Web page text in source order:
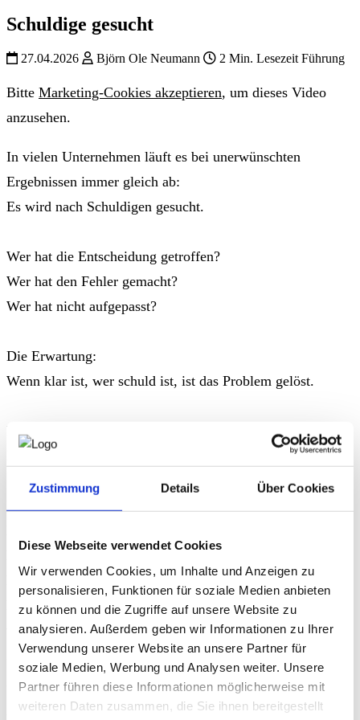
Zustimmung Details Über Cookies
Diese Webseite verwendet Cookies
Wir verwenden Cookies, um Inhalte und Anzeigen zu
personalisieren, Funktionen für soziale Medien anbieten
zu können und die Zugriffe auf unsere Website zu
analysieren. Außerdem geben wir Informationen zu Ihrer
Verwendung unserer Website an unsere Partner für
soziale Medien, Werbung und Analysen weiter. Unsere
Partner führen diese Informationen möglicherweise mit
weiteren Daten zusammen, die Sie ihnen bereitgestellt
Schuldige gesucht
27.04.2026 Björn Ole Neumann 2 Min. Lesezeit Führung
Bitte Marketing-Cookies akzeptieren, um dieses Video
anzusehen.
In vielen Unternehmen läuft es bei unerwünschten
Ergebnissen immer gleich ab:
Es wird nach Schuldigen gesucht.
Wer hat die Entscheidung getroffen?
Wer hat den Fehler gemacht?
Wer hat nicht aufgepasst?
Die Erwartung:
Wenn klar ist, wer schuld ist, ist das Problem gelöst.
Doch genau das passiert nicht.
Der Alltag liefert ein anderes Bild:
Ein Kunde beschwert sich – die Vertrieblerin wird
kritisiert. Die Reklamationen bleiben.
Die Lieferung verspätet sich – der Logistiker wird
verantwortlich gemacht. Die Verspätungen häufen sich.
Zahlen werden verfehlt – der Head of Sales wird infrage
gestellt. Die Ursachen bleiben bestehen.